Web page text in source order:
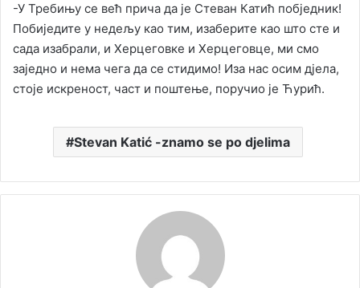
-У Требињу се већ прича да је Стеван Катић побједник!
Побиједите у недељу као тим, изаберите као што сте и
сада изабрали, и Херцеговке и Херцеговце, ми смо
заједно и нема чега да се стидимо! Иза нас осим дјела,
стоје искреност, част и поштење, поручио је Ћурић.
Stevan Katić -znamo se po djelima